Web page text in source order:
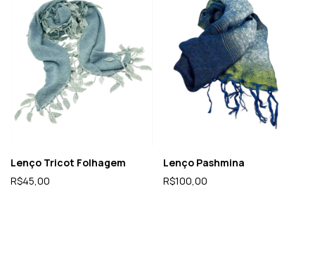
Lenço Tricot Folhagem
R$45,00
Lenço Pashmina
R$100,00